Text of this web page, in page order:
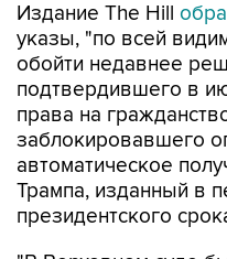
Издание The Hill
указы, "по всей
обойти недавнее
подтвердившего в
права на
заблокировавшего
автоматическое
Трампа, изданный в
президентского